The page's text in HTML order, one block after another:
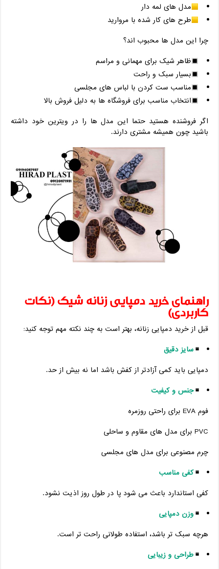
مدل ‌های لمه‌ دار
طرح ‌های کار شده با مروارید
چرا این مدل‌ ها محبوب ‌اند؟
ظاهر شیک برای مهمانی و مراسم
بسیار سبک و راحت
مناسب ست کردن با لباس ‌های مجلسی
انتخاب مناسب برای فروشگاه‌ ها به دلیل فروش بالا
اگر فروشنده هستید حتما این مدل ‌ها را در ویترین خود داشته
باشید چون همیشه مشتری دارند.
راهنمای خرید دمپایی زنانه شیک (نکات
کاربردی)
قبل از خرید دمپایی زنانه، بهتر است به چند نکته مهم توجه کنید:
سایز دقیق
دمپایی باید کمی آزادتر از کفش باشد اما نه بیش از حد.
جنس و کیفیت
فوم EVA برای راحتی روزمره
PVC برای مدل‌ های مقاوم و ساحلی
چرم مصنوعی برای مدل‌ های مجلسی
کفی مناسب
کفی استاندارد باعث می‌ شود پا در طول روز اذیت نشود.
وزن دمپایی
هرچه سبک ‌تر باشد، استفاده طولانی راحت‌ تر است.
طراحی و زیبایی